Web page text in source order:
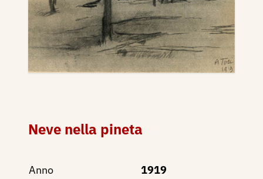
Neve nella pineta
Anno
1919